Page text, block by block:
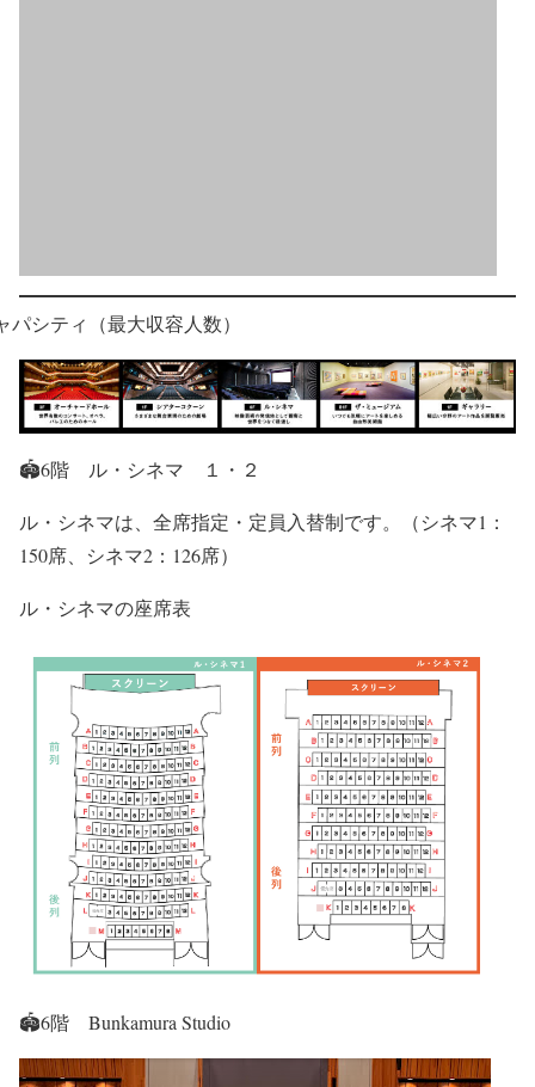
パシティ（最大収容人数）
🏟6階 ル・シネマ １・２
ル・シネマは、全席指定・定員入替制です。（シネマ1：
150席、シネマ2：126席）
ル・シネマの座席表
🏟6階 Bunkamura Studio